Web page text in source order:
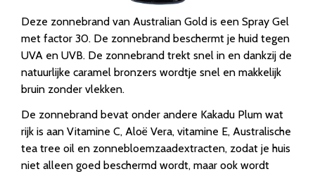
Deze zonnebrand van Australian Gold is een Spray Gel
met factor 30. De zonnebrand beschermt je huid tegen
UVA en UVB. De zonnebrand trekt snel in en dankzij de
natuurlijke caramel bronzers wordtje snel en makkelijk
bruin zonder vlekken.
De zonnebrand bevat onder andere Kakadu Plum wat
rijk is aan Vitamine C, Aloë Vera, vitamine E, Australische
tea tree oil en zonnebloemzaadextracten, zodat je huis
niet alleen goed beschermd wordt, maar ook wordt